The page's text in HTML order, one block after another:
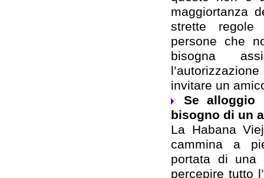
maggiortanza
strette regole
persone che
bisogna
invitare un
Se alloggio
bisogno di un
La Habana
cammina a
portata di una
percepire tutto